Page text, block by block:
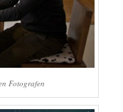
Fotografen